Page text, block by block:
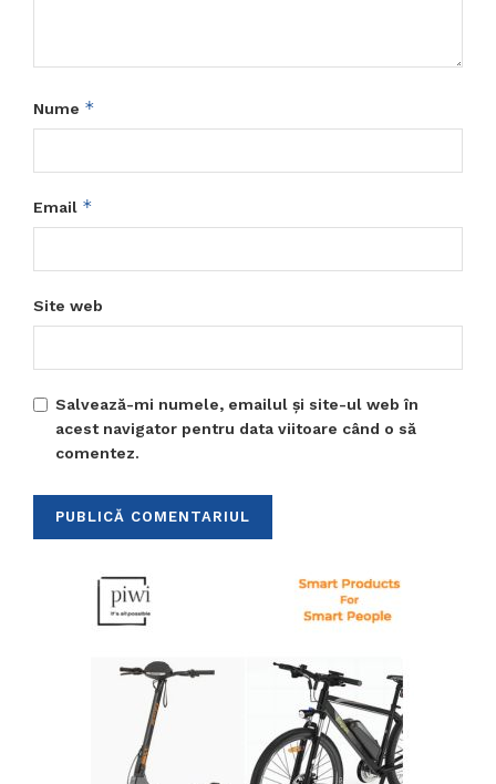
Nume *
Email *
Site web
Salvează-mi numele, emailul și site-ul web în
acest navigator pentru data viitoare când o să
comentez.